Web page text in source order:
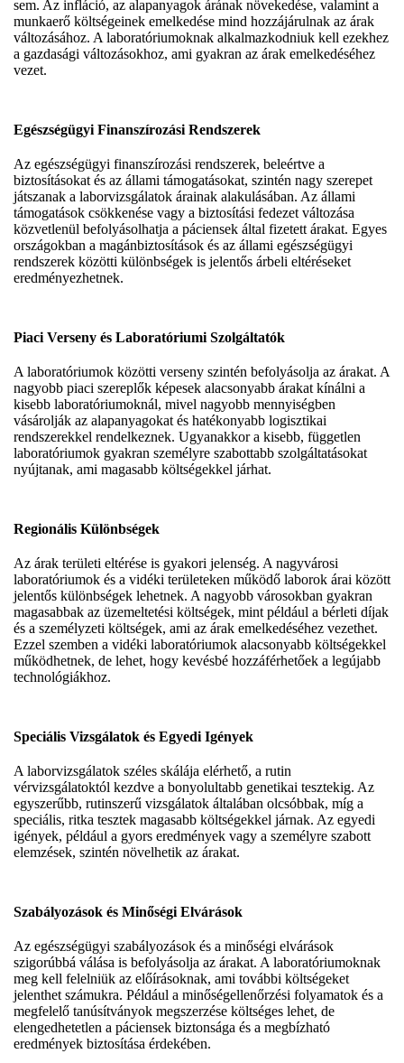
sem. Az infláció, az alapanyagok árának növekedése, valamint a
munkaerő költségeinek emelkedése mind hozzájárulnak az árak
változásához. A laboratóriumoknak alkalmazkodniuk kell ezekhez
a gazdasági változásokhoz, ami gyakran az árak emelkedéséhez
vezet.
Egészségügyi Finanszírozási Rendszerek
Az egészségügyi finanszírozási rendszerek, beleértve a
biztosításokat és az állami támogatásokat, szintén nagy szerepet
játszanak a laborvizsgálatok árainak alakulásában. Az állami
támogatások csökkenése vagy a biztosítási fedezet változása
közvetlenül befolyásolhatja a páciensek által fizetett árakat. Egyes
országokban a magánbiztosítások és az állami egészségügyi
rendszerek közötti különbségek is jelentős árbeli eltéréseket
eredményezhetnek.
Piaci Verseny és Laboratóriumi Szolgáltatók
A laboratóriumok közötti verseny szintén befolyásolja az árakat. A
nagyobb piaci szereplők képesek alacsonyabb árakat kínálni a
kisebb laboratóriumoknál, mivel nagyobb mennyiségben
vásárolják az alapanyagokat és hatékonyabb logisztikai
rendszerekkel rendelkeznek. Ugyanakkor a kisebb, független
laboratóriumok gyakran személyre szabottabb szolgáltatásokat
nyújtanak, ami magasabb költségekkel járhat.
Regionális Különbségek
Az árak területi eltérése is gyakori jelenség. A nagyvárosi
laboratóriumok és a vidéki területeken működő laborok árai között
jelentős különbségek lehetnek. A nagyobb városokban gyakran
magasabbak az üzemeltetési költségek, mint például a bérleti díjak
és a személyzeti költségek, ami az árak emelkedéséhez vezethet.
Ezzel szemben a vidéki laboratóriumok alacsonyabb költségekkel
működhetnek, de lehet, hogy kevésbé hozzáférhetőek a legújabb
technológiákhoz.
Speciális Vizsgálatok és Egyedi Igények
A laborvizsgálatok széles skálája elérhető, a rutin
vérvizsgálatoktól kezdve a bonyolultabb genetikai tesztekig. Az
egyszerűbb, rutinszerű vizsgálatok általában olcsóbbak, míg a
speciális, ritka tesztek magasabb költségekkel járnak. Az egyedi
igények, például a gyors eredmények vagy a személyre szabott
elemzések, szintén növelhetik az árakat.
Szabályozások és Minőségi Elvárások
Az egészségügyi szabályozások és a minőségi elvárások
szigorúbbá válása is befolyásolja az árakat. A laboratóriumoknak
meg kell felelniük az előírásoknak, ami további költségeket
jelenthet számukra. Például a minőségellenőrzési folyamatok és a
megfelelő tanúsítványok megszerzése költséges lehet, de
elengedhetetlen a páciensek biztonsága és a megbízható
eredmények biztosítása érdekében.